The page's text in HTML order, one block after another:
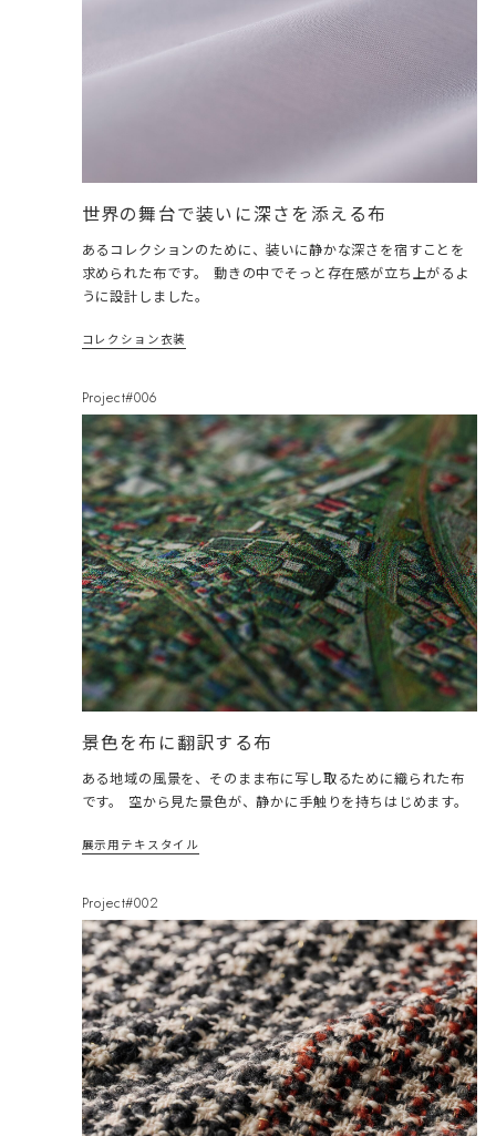
世界の舞台で装いに深さを添える布
あるコレクションのために、装いに静かな深さを宿すことを
求められた布です。 動きの中でそっと存在感が立ち上がるよ
うに設計しました。
コレクション衣装
Project#006
景色を布に翻訳する布
ある地域の風景を、そのまま布に写し取るために織られた布
です。 空から見た景色が、静かに手触りを持ちはじめます。
展示用テキスタイル
Project#002